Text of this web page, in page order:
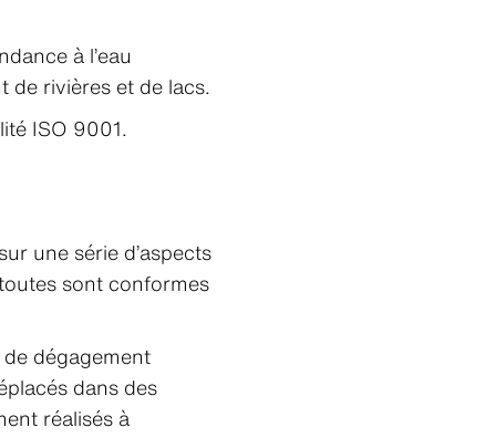
à l’eau
de rivières et de lacs.
ISO 9001.
une série d’aspects
sont conformes
dégagement
dans des
réalisés à